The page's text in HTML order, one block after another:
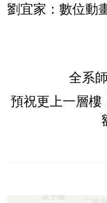
劉宜家：數位動
全系
預祝更上一層樓